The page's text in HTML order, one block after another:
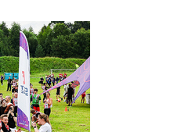
Лето
фильме
на фоне
ректора
на «после